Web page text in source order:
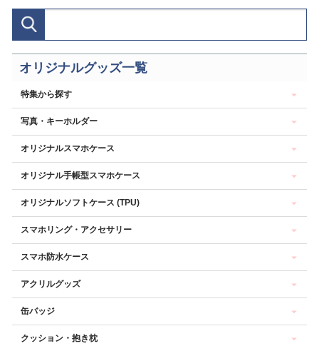
オリジナルグッズ一覧
特集から探す
写真・キーホルダー
オリジナルスマホケース
オリジナル手帳型スマホケース
オリジナルソフトケース (TPU)
スマホリング・アクセサリー
スマホ防水ケース
アクリルグッズ
缶バッジ
クッション・抱き枕